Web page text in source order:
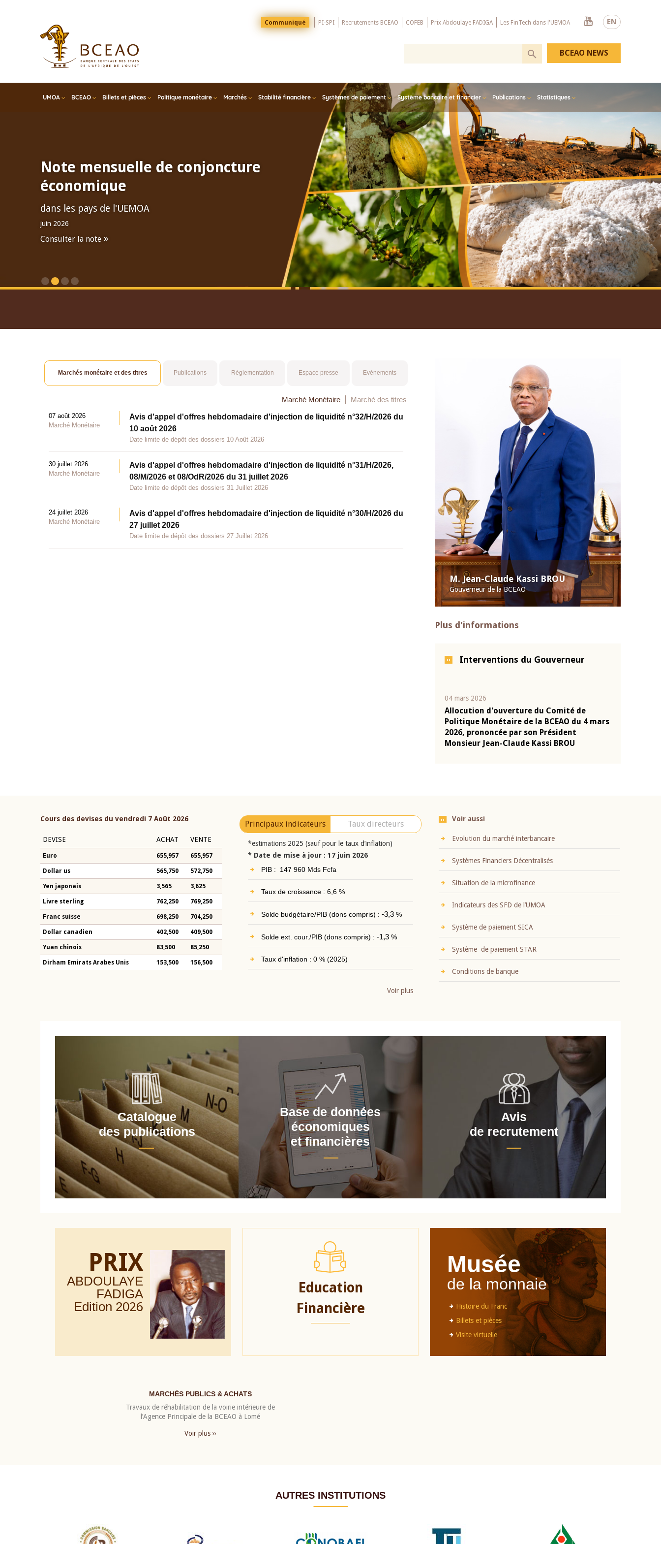
EN
Menu
Top
Communiqué PI-SPI Recrutements BCEAO COFEB Prix Abdoulaye FADIGA Les FinTech dans l'UEMOA
Youtube
UMOA BCEAO Billets et pièces Politique monétaire Marchés Stabilité financière Systèmes de paiement Système bancaire et financier Publications Statistiques
BCEAO NEWS
Note mensuelle de conjoncture
économique
dans les pays de l'UEMOA
juin 2026
Consulter la note
M. Jean-Claude Kassi BROU
Gouverneur de la BCEAO
Plus d'informations
Interventions du Gouverneur
04 mars 2026
Allocution d'ouverture du Comité de
Politique Monétaire de la BCEAO du 4 mars
2026, prononcée par son Président
Monsieur Jean-Claude Kassi BROU
Marchés monétaire et des titres Publications Réglementation Espace presse Evénements
Marché Monétaire Marché des titres
07 août 2026
Marché Monétaire
Avis d'appel d'offres hebdomadaire d'injection de liquidité n°32/H/2026 du
10 août 2026
Date limite de dépôt des dossiers 10 Août 2026
30 juillet 2026
Marché Monétaire
Avis d'appel d'offres hebdomadaire d'injection de liquidité n°31/H/2026,
08/M/2026 et 08/OdR/2026 du 31 juillet 2026
Date limite de dépôt des dossiers 31 Juillet 2026
24 juillet 2026
Marché Monétaire
Avis d'appel d'offres hebdomadaire d'injection de liquidité n°30/H/2026 du
27 juillet 2026
Date limite de dépôt des dossiers 27 Juillet 2026
Cours des devises du vendredi 7 Août 2026
DEVISE ACHAT VENTE
Euro 655,957 655,957
Dollar us 565,750 572,750
Yen japonais 3,565 3,625
Livre sterling 762,250 769,250
Franc suisse 698,250 704,250
Dollar canadien 402,500 409,500
Yuan chinois 83,500 85,250
Dirham Emirats Arabes Unis 153,500 156,500
Principaux indicateurs Taux directeurs
*estimations 2025 (sauf pour le taux d’inflation)
* Date de mise à jour : 17 juin 2026
PIB : 147 960 Mds Fcfa
Taux de croissance : 6,6 %
Solde budgétaire/PIB (dons compris) : -3,3%
Solde ext. cour./PIB (dons compris) : -1,3%
Taux d'inflation : 0 % (2025)
Voir plus
Voir aussi
Evolution du marché interbancaire
Systèmes Financiers Décentralisés
Situation de la microfinance
Indicateurs des SFD de l’UMOA
Système de paiement SICA
Système de paiement STAR
Conditions de banque
Catalogue
des publications
Base de données
économiques
et financières
Avis
de recrutement
PRIX
ABDOULAYE
FADIGA
Edition 2026
Education
Financière
Musée
de la monnaie
Histoire du Franc
Billets et pièces
Visite virtuelle
MARCHÉS PUBLICS & ACHATS
Travaux de réhabilitation de la voirie intérieure de
l’Agence Principale de la BCEAO à Lomé
Voir plus ››
AUTRES INSTITUTIONS